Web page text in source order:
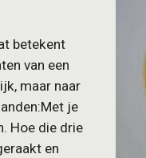
betekent
van een
maar naar
je
Hoe die drie
en